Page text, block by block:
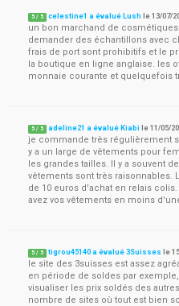
5 / 5 celestine1 a évalué Lush le13/07/
un bon marchand de
demander des échantillons avec
frais de port sont prohibitifs et le
la boutique en ligne anglaise. les
monnaie courante et quelquefois
5 / 5 adeline21 a évalué Kiabi le11/05/
je commande très régulièrement
y a un large de vêtements pour
les grandes tailles. Il y a souvent
vêtements sont très raisonnables.
de 10 euros d'achat en relais
avez vos vêtements en moins
5 / 5 tigrou45140 a évalué 3Suisses le
le site des 3suisses est assez
en période de soldes par
visualiser les prix soldés des
nombre de sites où tout est bien